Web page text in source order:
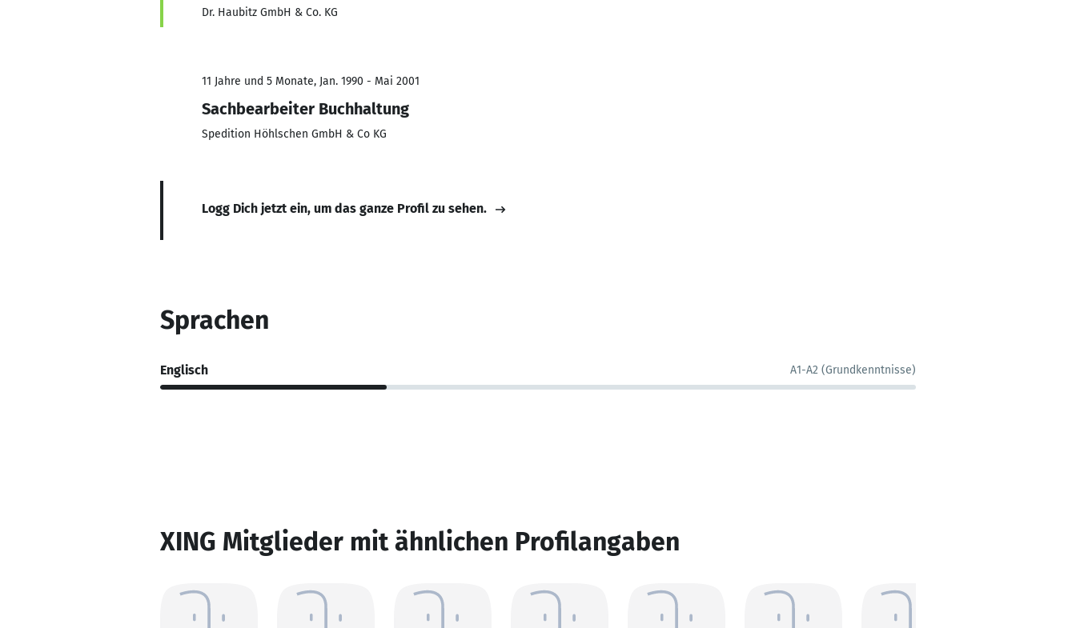
Dr. Haubitz GmbH & Co. KG
11 Jahre und 5 Monate, Jan. 1990 - Mai 2001
Sachbearbeiter Buchhaltung
Spedition Höhlschen GmbH & Co KG
Logg Dich jetzt ein, um das ganze Profil zu sehen.
Sprachen
Englisch A1-A2 (Grundkenntnisse)
XING Mitglieder mit ähnlichen Profilangaben